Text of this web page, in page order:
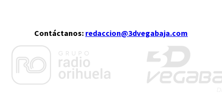
Contáctanos: redaccion@3dvegabaja.com